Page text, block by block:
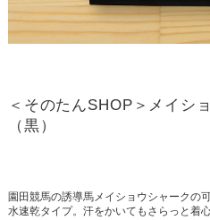
＜そのたんSHOP＞メイシ
（黒）
園田競馬の誘導馬メイショウシャークの
水速乾タイプ。汗をかいてもさらっと着